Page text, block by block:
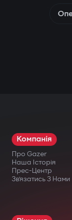
Компанія
Про Gazer
Наша Історія
Прес-Центр
Зв’язатись З Нами